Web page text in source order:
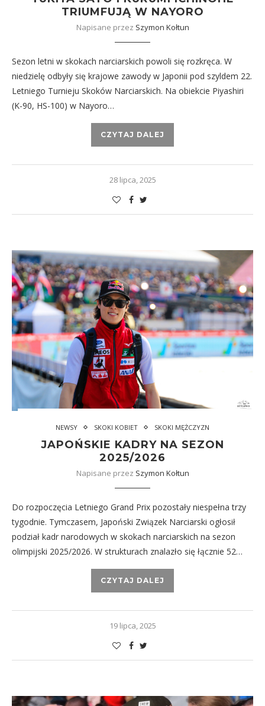
TRIUMFUJĄ W NAYORO
Napisane przez Szymon Kołtun
Sezon letni w skokach narciarskich powoli się rozkręca. W
niedzielę odbyły się krajowe zawody w Japonii pod szyldem 22.
Letniego Turnieju Skoków Narciarskich. Na obiekcie Piyashiri
(K-90, HS-100) w Nayoro…
CZYTAJ DALEJ
28 lipca, 2025
NEWSY SKOKI KOBIET SKOKI MĘŻCZYZN
JAPOŃSKIE KADRY NA SEZON
2025/2026
Napisane przez Szymon Kołtun
Do rozpoczęcia Letniego Grand Prix pozostały niespełna trzy
tygodnie. Tymczasem, Japoński Związek Narciarski ogłosił
podział kadr narodowych w skokach narciarskich na sezon
olimpijski 2025/2026. W strukturach znalazło się łącznie 52…
CZYTAJ DALEJ
19 lipca, 2025